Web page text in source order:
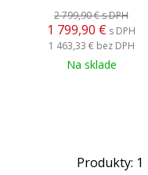
2 799,90 €s DPH
1 799,90 € s DPH
1 463,33 € bez DPH
Na sklade
Produkty: 1